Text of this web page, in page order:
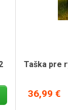
Taška pre
36,99 €